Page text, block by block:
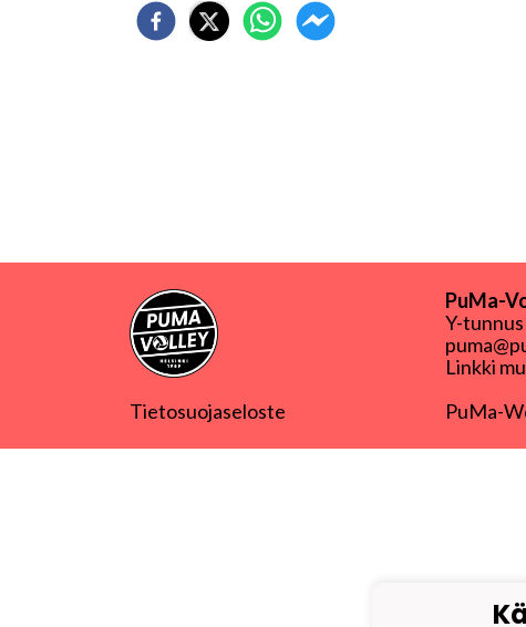
Tietosuojaseloste
PuMa-
Y-tunnus
Linkki
PuMa-